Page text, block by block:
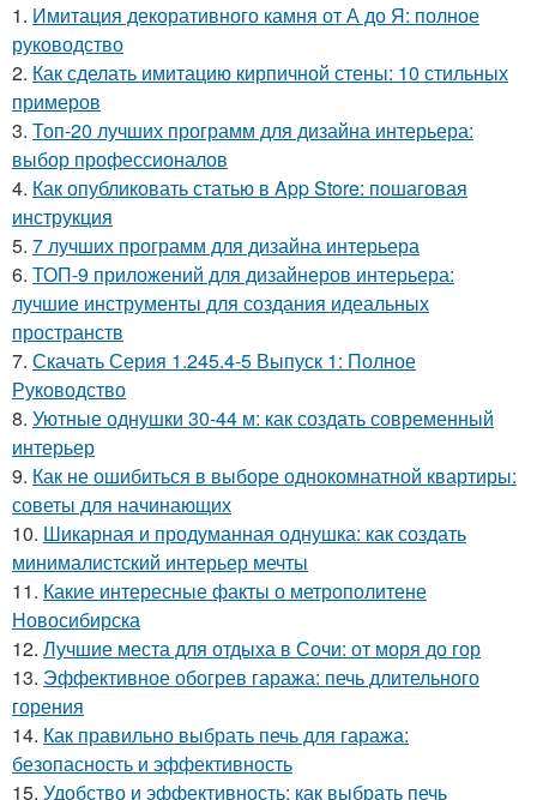
1. Имитация декоративного камня от А до Я: полное
руководство
2. Как сделать имитацию кирпичной стены: 10 стильных
примеров
3. Топ-20 лучших программ для дизайна интерьера:
выбор профессионалов
4. Как опубликовать статью в App Store: пошаговая
инструкция
5. 7 лучших программ для дизайна интерьера
6. ТОП-9 приложений для дизайнеров интерьера:
лучшие инструменты для создания идеальных
пространств
7. Скачать Серия 1.245.4-5 Выпуск 1: Полное
Руководство
8. Уютные однушки 30-44 м: как создать современный
интерьер
9. Как не ошибиться в выборе однокомнатной квартиры:
советы для начинающих
10. Шикарная и продуманная однушка: как создать
минималистский интерьер мечты
11. Какие интересные факты о метрополитене
Новосибирска
12. Лучшие места для отдыха в Сочи: от моря до гор
13. Эффективное обогрев гаража: печь длительного
горения
14. Как правильно выбрать печь для гаража:
безопасность и эффективность
15. Удобство и эффективность: как выбрать печь